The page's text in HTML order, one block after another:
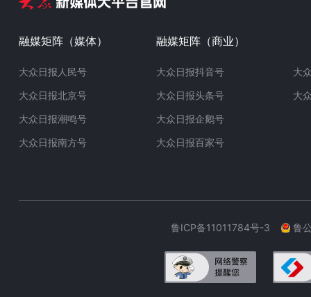
融媒矩阵（媒体）
大众日报人民号
大众日报北京号
大众日报潮鸣号
大众日报南方号
融媒矩阵（商业）
大众日报抖音号
大众日报头条号
大众日报企鹅号
大众日报百家号
大
大
鲁ICP备11011784号-3 鲁